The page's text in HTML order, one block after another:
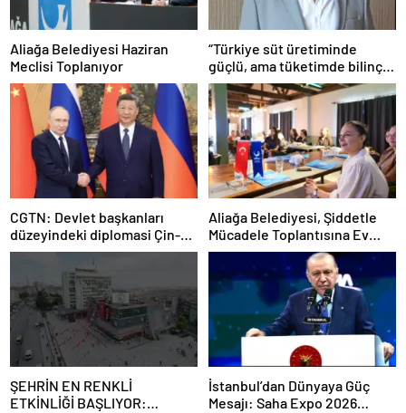
Aliağa Belediyesi Haziran
Meclisi Toplanıyor
“Türkiye süt üretiminde
güçlü, ama tüketimde bilinç
şart”
CGTN: Devlet başkanları
düzeyindeki diplomasi Çin-
Rusya arasındaki büyüyen
ortaklığı güçlendiriyor
Aliağa Belediyesi, Şiddetle
Mücadele Toplantısına Ev
Sahipliği Yaptı
ŞEHRİN EN RENKLİ
ETKİNLİĞİ BAŞLIYOR:
İstanbul’dan Dünyaya Güç
Mesajı: Saha Expo 2026